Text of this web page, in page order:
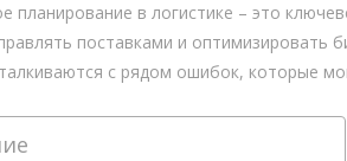
планирование в логистике – это
поставками и оптимизировать
с рядом ошибок, которые